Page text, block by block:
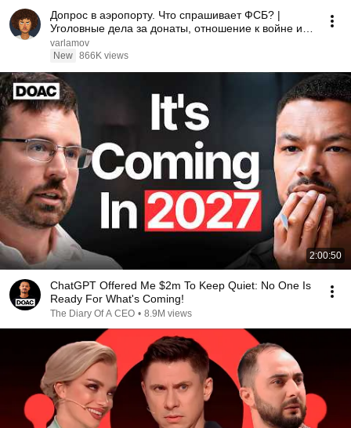
Допрос в аэропорту. Что спрашивает ФСБ? |
Уголовные дела за донаты, отношение к войне и
Навальному
varlamov
New 866K views
2:00:50
ChatGPT Offered Me $2m To Keep Quiet: No One Is
Ready For What's Coming!
The Diary Of A CEO • 8.9M views